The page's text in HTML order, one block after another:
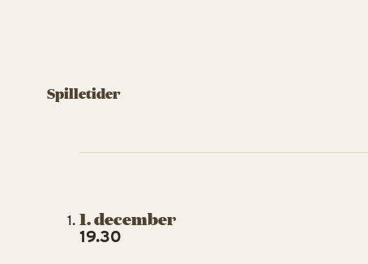
Spilletider
1. december
19.30